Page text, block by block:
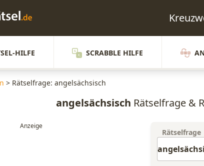
HILFE SCRABBLE HILFE
> Rätselfrage: angelsächsisch
angelsächsisch Rätselfrage &
Rätselfrage